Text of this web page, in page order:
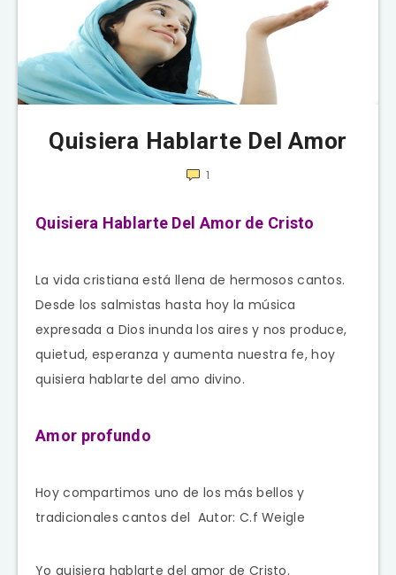
Quisiera Hablarte Del Amor
1
Quisiera Hablarte Del Amor de Cristo
La vida cristiana está llena de hermosos cantos.
Desde los salmistas hasta hoy la música
expresada a Dios inunda los aires y nos produce,
quietud, esperanza y aumenta nuestra fe, hoy
quisiera hablarte del amo divino.
Amor profundo
Hoy compartimos uno de los más bellos y
tradicionales cantos del Autor: C.f Weigle
Yo quisiera hablarte del amor de Cristo.